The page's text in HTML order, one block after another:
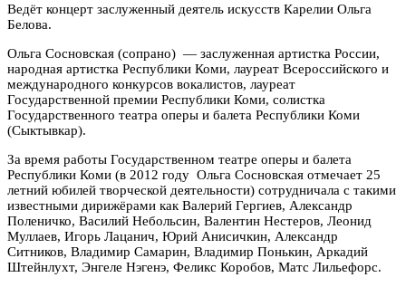
Ведёт концерт заслуженный деятель искусств Карелии Ольга
Белова.
Ольга Сосновская (сопрано) — заслуженная артистка России,
народная артистка Республики Коми, лауреат Всероссийского и
международного конкурсов вокалистов, лауреат
Государственной премии Республики Коми, солистка
Государственного театра оперы и балета Республики Коми
(Сыктывкар).
За время работы Государственном театре оперы и балета
Республики Коми (в 2012 году Ольга Сосновская отмечает 25
летний юбилей творческой деятельности) сотрудничала с такими
известными дирижёрами как Валерий Гергиев, Александр
Поленичко, Василий Небольсин, Валентин Нестеров, Леонид
Муллаев, Игорь Лацанич, Юрий Анисичкин, Александр
Ситников, Владимир Самарин, Владимир Понькин, Аркадий
Штейнлухт, Энгеле Нэгенэ, Феликс Коробов, Матс Лильефорс.